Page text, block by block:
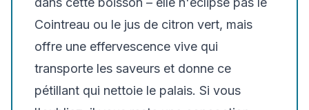
Cointreau ou le jus de citron vert, mais
offre une effervescence vive qui
transporte les saveurs et donne ce
pétillant qui nettoie le palais. Si vous